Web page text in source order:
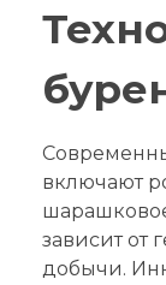
включают
зависит от
добычи.